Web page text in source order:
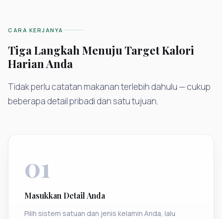
CARA KERJANYA
Tiga Langkah Menuju Target Kalori
Harian Anda
Tidak perlu catatan makanan terlebih dahulu — cukup
beberapa detail pribadi dan satu tujuan.
01
Masukkan Detail Anda
Pilih sistem satuan dan jenis kelamin Anda, lalu